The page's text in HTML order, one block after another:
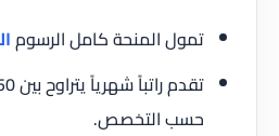
تمول المنحة كامل الرسوم
حسب التخصص.